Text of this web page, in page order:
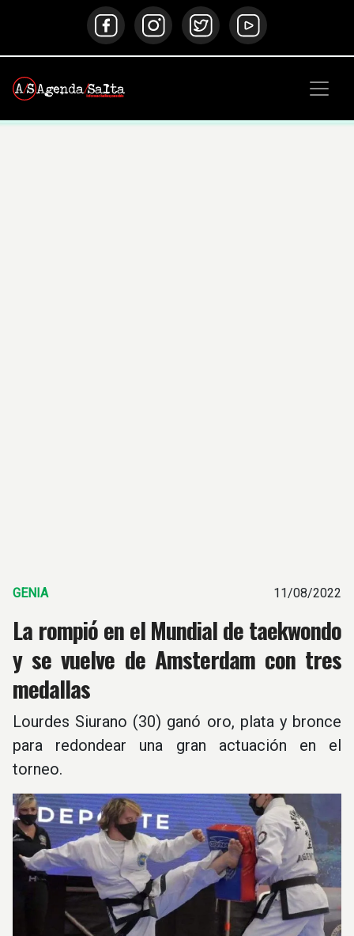
GENIA 11/08/2022
La rompió en el Mundial de taekwondo
y se vuelve de Amsterdam con tres
medallas
Lourdes Siurano (30) ganó oro, plata y bronce
para redondear una gran actuación en el
torneo.